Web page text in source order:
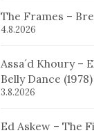
The Frames –
4.8.2026
Assa´d Khoury –
Belly Dance
3.8.2026
Ed Askew – The